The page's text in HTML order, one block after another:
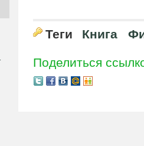
Теги Книга
Поделиться